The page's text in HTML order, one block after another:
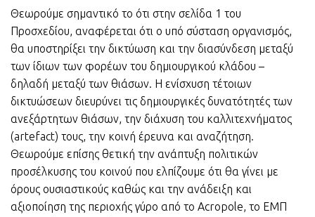
Θεωρούμε σημαντικό το ότι στην σελίδα 1 του
Προσχεδίου, αναφέρεται ότι ο υπό σύσταση οργανισμός,
θα υποστηρίξει την δικτύωση και την διασύνδεση μεταξύ
των ίδιων των φορέων του δημιουργικού κλάδου –
δηλαδή μεταξύ των θιάσων. Η ενίσχυση τέτοιων
δικτυώσεων διευρύνει τις δημιουργικές δυνατότητές των
ανεξάρτητων θιάσων, την διάχυση του καλλιτεχνήματος
(artefact) τους, την κοινή έρευνα και αναζήτηση.
Θεωρούμε επίσης θετική την ανάπτυξη πολιτικών
προσέλκυσης του κοινού που ελπίζουμε ότι θα γίνει με
όρους ουσιαστικούς καθώς και την ανάδειξη και
αξιοποίηση της περιοχής γύρο από το Acropole, το ΕΜΠ